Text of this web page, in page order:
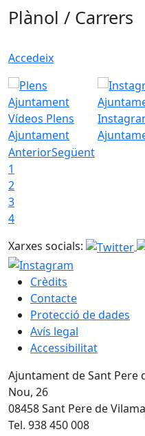
Plànol / Carrers
Accedeix
Vídeos Plens
Ajuntament
AnteriorSegüent
1
2
3
4
Xarxes socials:
Crèdits
Contacte
Protecció de dades
Avís legal
Accessibilitat
Ajuntament de Sant Pere
Nou, 26
08458 Sant Pere de
Tel. 938 450 008